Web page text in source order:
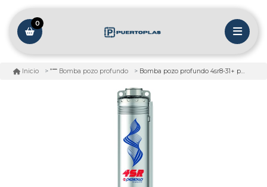
0
Inicio Bomba pozo profundo Bomba pozo profundo 4sr8-31+ pd 7,5hp 380v